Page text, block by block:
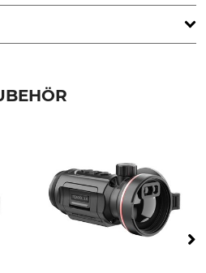
jagen.de
Schnellspannadapter